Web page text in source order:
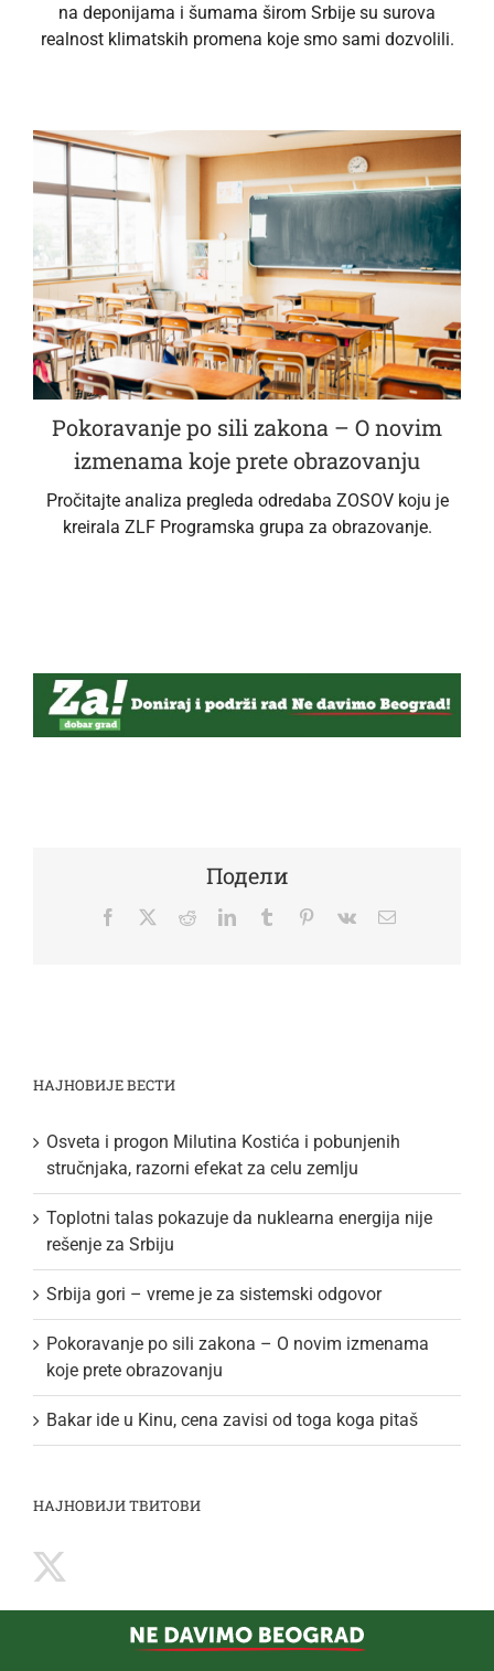
na deponijama i šumama širom Srbije su surova
realnost klimatskih promena koje smo sami dozvolili.
Pokoravanje po sili zakona – O novim
izmenama koje prete obrazovanju
Pročitajte analiza pregleda odredaba ZOSOV koju je
kreirala ZLF Programska grupa za obrazovanje.
Подели
Facebook
TwitterRedditLinkedInTumblr Pinterest
Vk Email
НАЈНОВИЈЕ ВЕСТИ
Osveta i progon Milutina Kostića i pobunjenih
stručnjaka, razorni efekat za celu zemlju
Toplotni talas pokazuje da nuklearna energija nije
rešenje za Srbiju
Srbija gori – vreme je za sistemski odgovor
Pokoravanje po sili zakona – O novim izmenama
koje prete obrazovanju
Bakar ide u Kinu, cena zavisi od toga koga pitaš
НАЈНОВИЈИ ТВИТОВИ